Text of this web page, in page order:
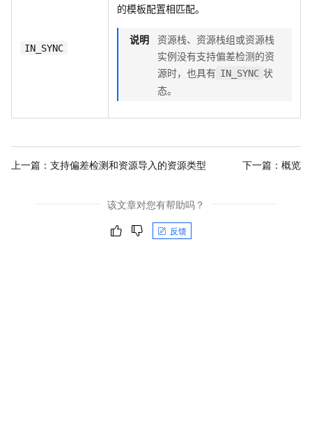
IN_SYNC
的模板配置相匹配。
说明 资源栈、资源栈组或资源栈
实例没有支持偏差检测的资
源时，也具有 IN_SYNC 状
态。
上一篇： 支持偏差检测和资源导入的资源类型 下一篇： 概览
该文章对您有帮助吗？
反馈